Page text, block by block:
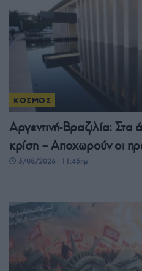
ΚΟΣΜΟΣ
Αργεντινή-Βραζιλία: Στα
κρίση – Αποχωρούν οι
5/08/2026 - 11:45πμ